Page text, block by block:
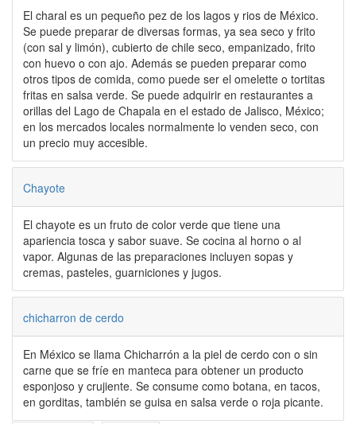
El charal es un pequeño pez de los lagos y rios de México.
Se puede preparar de diversas formas, ya sea seco y frito
(con sal y limón), cubierto de chile seco, empanizado, frito
con huevo o con ajo. Además se pueden preparar como
otros tipos de comida, como puede ser el omelette o tortitas
fritas en salsa verde. Se puede adquirir en restaurantes a
orillas del Lago de Chapala en el estado de Jalisco, México;
en los mercados locales normalmente lo venden seco, con
un precio muy accesible.
Chayote
El chayote es un fruto de color verde que tiene una
apariencia tosca y sabor suave. Se cocina al horno o al
vapor. Algunas de las preparaciones incluyen sopas y
cremas, pasteles, guarniciones y jugos.
chicharron de cerdo
En México se llama Chicharrón a la piel de cerdo con o sin
carne que se fríe en manteca para obtener un producto
esponjoso y crujiente. Se consume como botana, en tacos,
en gorditas, también se guisa en salsa verde o roja picante.